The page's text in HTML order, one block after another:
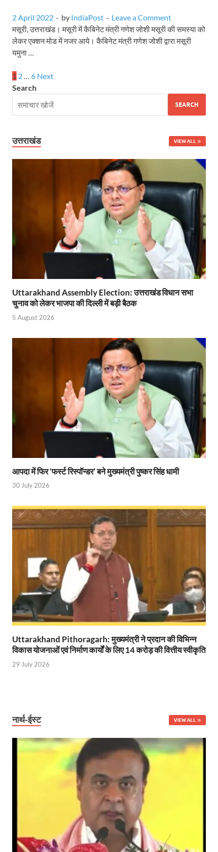
2 April 2022 - by IndiaPost - Leave a Comment
मसूरी, उत्तराखंड। मसूरी में कैबिनेट मंत्री गणेश जोशी मसूरी की समस्या को
लेकर एक्शन मोड में नजर आये। कैबिनेट मंत्री गणेश जोशी द्वारा मसूरी
यमुना …
1 2… 6 Next
Search
SEARCH
उत्तराखंड VIEW ALL
Uttarakhand Assembly Election: उत्तराखंड विधान सभा
चुनाव को लेकर भाजपा की दिल्ली में बड़ी बैठक
5 August 2026
आपदा में फिर ‘फर्स्ट रिस्पॉन्डर’ बने मुख्यमंत्री पुष्कर सिंह धामी
30 July 2026
Uttarakhand Pithoragarh: मुख्यमंत्री ने प्रदान की विभिन्न
विकास योजनाओं एवं निर्माण कार्यों के लिए 14 करोड़ की वित्तीय स्वीकृति
29 July 2026
नार्थ-ईस्ट VIEW ALL